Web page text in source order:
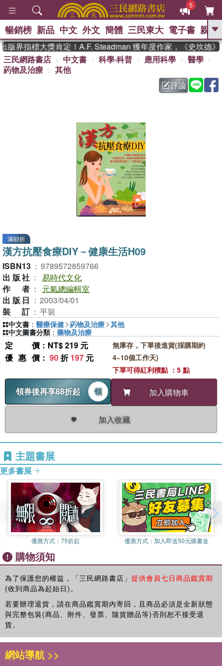
5
GO
熱搜： 東野圭吾 、 高希均教授回憶錄
暑期推薦 、 國際布克
方念華 、 台灣的李
暢銷榜 新品 中文 外文 簡體 三民東大 電子書 親子
版界指標大獎肯定！A.F. Steadman 獲年度作家，《史坎德》
三民網路書店
中文書 科學‧科普 應用科學
醫學
葯物及治療
其他
評論
滿額折
漢方抗壓食療DIY－健康生活H09
ISBN13 ： 9789572859766
出版社 ： 易時代文化
作者 ：
元氣總編輯室
出版日 ： 2003/04/01
裝訂 ： 平裝
定價 ：NT$ 219 元
優惠價 ： 90折197 元
領券後再享88折起 領 加入購物車
加入收藏
無庫存，下單後進貨(採購期約
4~10個工作天)
下單可得紅利積點 ：5 點
中文書 ： 醫療保健 葯物及治療 其他
中文圖書分類 ： 藥物及治療
主題書展
更多書展
優惠方式： 75折起 優惠方式： 加入即送50元購書金
購物須知
為了保護您的權益，「三民網路書店」 提供會員七日商品鑑賞期
(收到商品為起始日)。
若要辦理退貨，請在商品鑑賞期內寄回，且商品必須是全新狀態
與完整包裝(商品、附件、發票、隨貨贈品等)否則恕不接受退
貨。
網站導航 >>